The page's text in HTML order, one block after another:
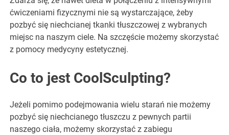
ćwiczeniami fizycznymi nie są wystarczające, żeby
pozbyć się niechcianej tkanki tłuszczowej z wybranych
miejsc na naszym ciele. Na szczęście możemy skorzystać
z pomocy medycyny estetycznej.
Co to jest CoolSculpting?
Jeżeli pomimo podejmowania wielu starań nie możemy
pozbyć się niechcianego tłuszczu z pewnych partii
naszego ciała, możemy skorzystać z zabiegu